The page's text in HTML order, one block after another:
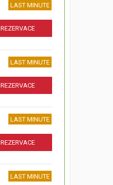
LAST MINUTE
REZERVACE
LAST MINUTE
REZERVACE
LAST MINUTE
REZERVACE
LAST MINUTE